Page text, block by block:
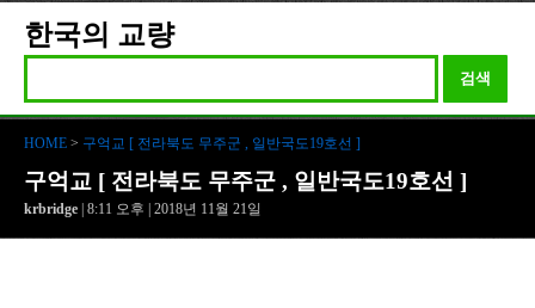
한국의 교량
검색
HOME > 구억교 [ 전라북도 무주군 , 일반국도19호선 ]
구억교 [ 전라북도 무주군 , 일반국도19호선 ]
krbridge | 8:11 오후 | 2018년 11월 21일